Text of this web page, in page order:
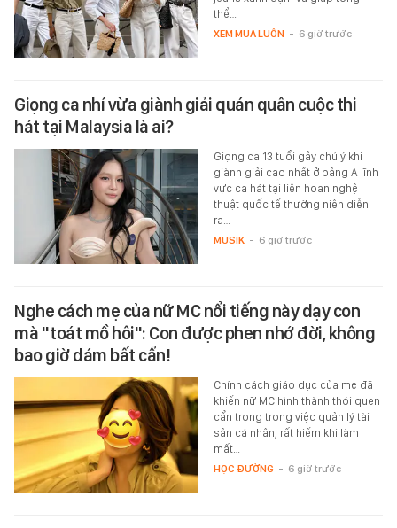
thể…
XEM MUA LUÔN - 6 giờ trước
Giọng ca nhí vừa giành giải quán quân cuộc thi
hát tại Malaysia là ai?
Giọng ca 13 tuổi gây chú ý khi
giành giải cao nhất ở bảng A lĩnh
vực ca hát tại liên hoan nghệ
thuật quốc tế thường niên diễn
ra…
MUSIK - 6 giờ trước
Nghe cách mẹ của nữ MC nổi tiếng này dạy con
mà "toát mồ hôi": Con được phen nhớ đời, không
bao giờ dám bất cẩn!
Chính cách giáo dục của mẹ đã
khiến nữ MC hình thành thói quen
cẩn trọng trong việc quản lý tài
sản cá nhân, rất hiếm khi làm
mất…
HỌC ĐƯỜNG - 6 giờ trước